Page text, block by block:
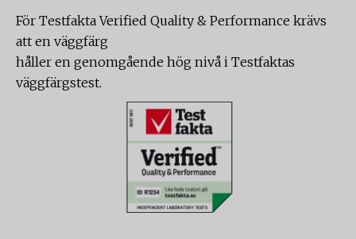
För Testfakta Verified Quality & Performance krävs
att en väggfärg
håller en genomgående hög nivå i Testfaktas
väggfärgstest.